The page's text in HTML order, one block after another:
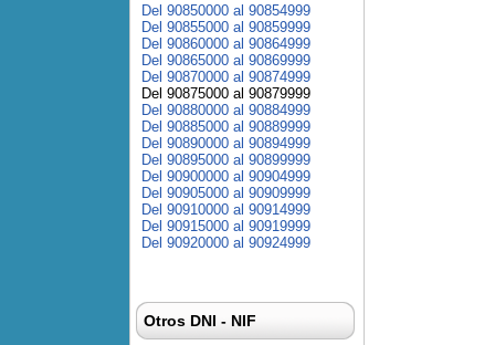
Del 90850000 al 90854999
Del 90855000 al 90859999
Del 90860000 al 90864999
Del 90865000 al 90869999
Del 90870000 al 90874999
Del 90875000 al 90879999
Del 90880000 al 90884999
Del 90885000 al 90889999
Del 90890000 al 90894999
Del 90895000 al 90899999
Del 90900000 al 90904999
Del 90905000 al 90909999
Del 90910000 al 90914999
Del 90915000 al 90919999
Del 90920000 al 90924999
Otros DNI - NIF